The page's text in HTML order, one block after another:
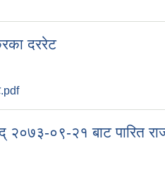
दररेट
२०७३-०९-२१ बाट पारित